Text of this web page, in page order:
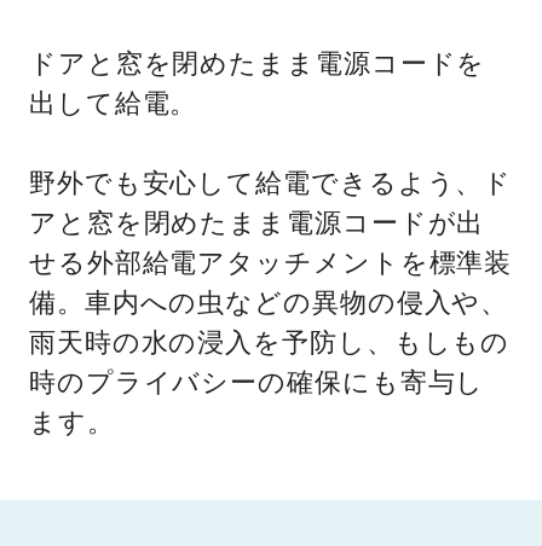
ドアと窓を閉めたまま電源コードを
出して給電。
野外でも安心して給電できるよう、ド
アと窓を閉めたまま電源コードが出
せる外部給電アタッチメントを標準装
備。車内への虫などの異物の侵入や、
雨天時の水の浸入を予防し、もしもの
時のプライバシーの確保にも寄与し
ます。